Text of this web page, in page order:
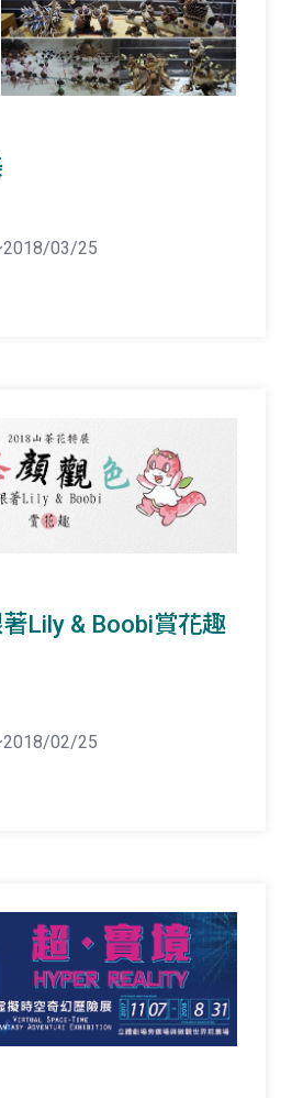
03/25
Lily & Boobi賞花趣
02/25